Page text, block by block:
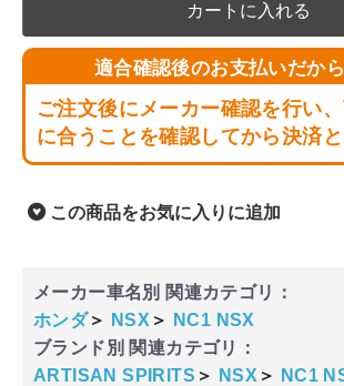
カートに入れる
適合確認後のお支払いだから
ご注文後にメーカー確認を行い
に合うことを確認してから決済と
この商品をお気に入りに追加
メーカー車名別 関連カテゴリ：
ホンダ＞ NSX ＞
NC1 NSX
ブランド別 関連カテゴリ：
ARTISAN SPIRITS ＞ NSX ＞ NC1